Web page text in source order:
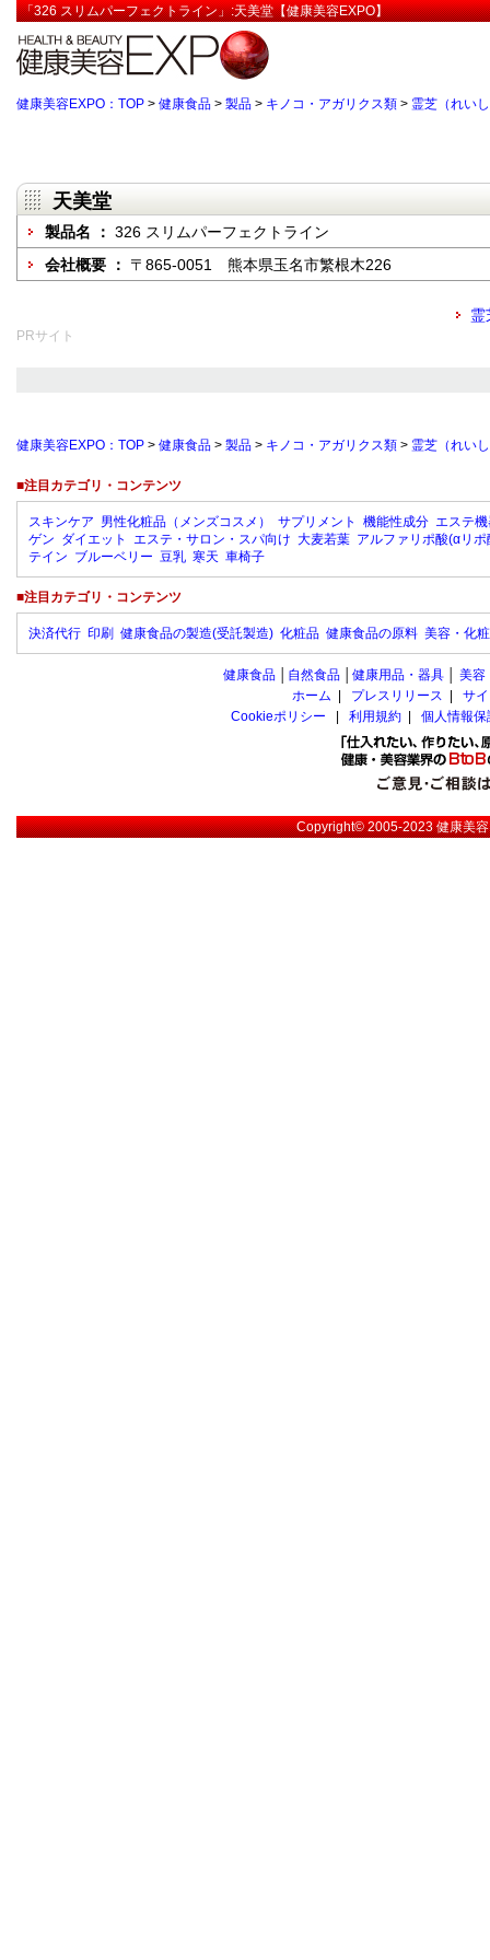
「326 スリムパーフェクトライン」:天美堂【健康美容EXPO】
健康美容EXPO：TOP > 健康食品 > 製品 > キノコ・アガリクス類 > 霊芝（れい
天美堂
製品名 ： 326 スリムパーフェクトライン
会社概要 ： 〒865-0051 熊本県玉名市繁根木226
霊
PRサイト
健康美容EXPO：TOP > 健康食品 > 製品 > キノコ・アガリクス類 > 霊芝（れい
■注目カテゴリ・コンテンツ
スキンケア 男性化粧品（メンズコスメ） サプリメント 機能性成分 エステ
ゲン ダイエット エステ・サロン・スパ向け 大麦若葉 アルファリポ酸(αリポ
テイン ブルーベリー 豆乳 寒天 車椅子
■注目カテゴリ・コンテンツ
決済代行 印刷 健康食品の製造(受託製造) 化粧品 健康食品の原料 美容・化
健康食品 自然食品 健康用品・器具 美容
ホーム
プレスリリース
サ
Cookieポリシー
利用規約 個人情報
Copyright© 2005-2023健康美